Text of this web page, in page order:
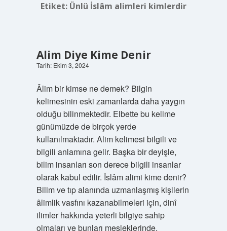
Etiket: Ünlü İslâm alimleri kimlerdir
Alim Diye Kime Denir
Tarih: Ekim 3, 2024
Âlim bir kimse ne demek? Bilgin
kelimesinin eski zamanlarda daha yaygın
olduğu bilinmektedir. Elbette bu kelime
günümüzde de birçok yerde
kullanılmaktadır. Alim kelimesi bilgili ve
bilgili anlamına gelir. Başka bir deyişle,
bilim insanları son derece bilgili insanlar
olarak kabul edilir. İslâm alimi kime denir?
Bilim ve tıp alanında uzmanlaşmış kişilerin
âlimlik vasfını kazanabilmeleri için, dinî
ilimler hakkında yeterli bilgiye sahip
olmaları ve bunları mesleklerinde,